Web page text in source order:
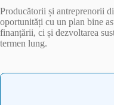
Producătorii și antreprenorii
oportunități cu un plan bine
finanțării, ci și dezvoltarea
termen lung.